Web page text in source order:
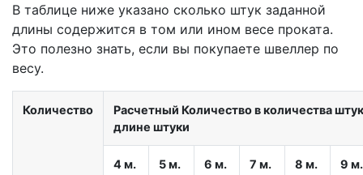
В таблице ниже указано сколько штук заданной
длины содержится в том или ином весе проката.
Это полезно знать, если вы покупаете швеллер по
весу.
Количество
Расчетный Количество в количества
длине штуки
4 м. 5 м. 6 м. 7 м. 8 м. 9 м.